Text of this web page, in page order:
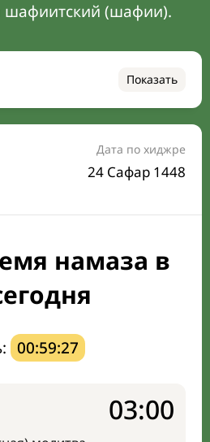
шафиитский (шафии).
Показать
на сегодня
комнаты
Дата по хиджре
24 Сафар 1448
намаза в
00:59:26
03:00